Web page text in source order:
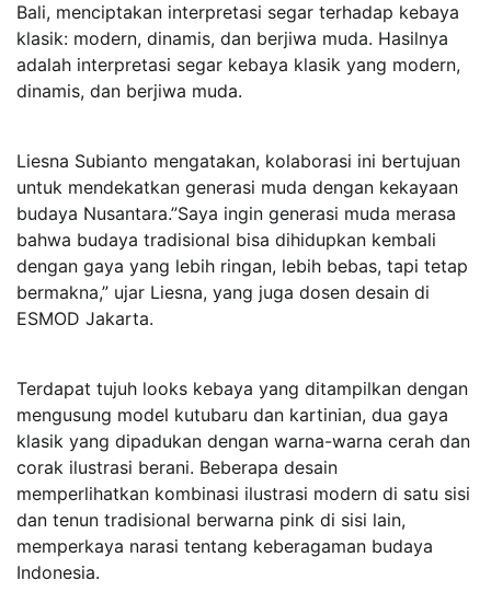
Bali, menciptakan interpretasi segar terhadap kebaya
klasik: modern, dinamis, dan berjiwa muda. Hasilnya
adalah interpretasi segar kebaya klasik yang modern,
dinamis, dan berjiwa muda.
Liesna Subianto mengatakan, kolaborasi ini bertujuan
untuk mendekatkan generasi muda dengan kekayaan
budaya Nusantara.”Saya ingin generasi muda merasa
bahwa budaya tradisional bisa dihidupkan kembali
dengan gaya yang lebih ringan, lebih bebas, tapi tetap
bermakna,” ujar Liesna, yang juga dosen desain di
ESMOD Jakarta.
Terdapat tujuh looks kebaya yang ditampilkan dengan
mengusung model kutubaru dan kartinian, dua gaya
klasik yang dipadukan dengan warna-warna cerah dan
corak ilustrasi berani. Beberapa desain
memperlihatkan kombinasi ilustrasi modern di satu sisi
dan tenun tradisional berwarna pink di sisi lain,
memperkaya narasi tentang keberagaman budaya
Indonesia.